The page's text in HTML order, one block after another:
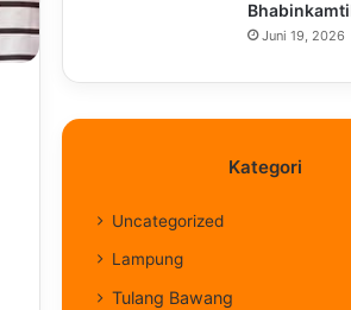
Juni 19, 2026
Kategori
Uncategorized
Lampung
Tulang Bawang